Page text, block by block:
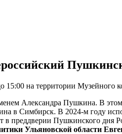
на территории Музейного
Александра Пушкина. В
в Симбирск. В 2024-м году
Пушкинского дня
Ульяновской области